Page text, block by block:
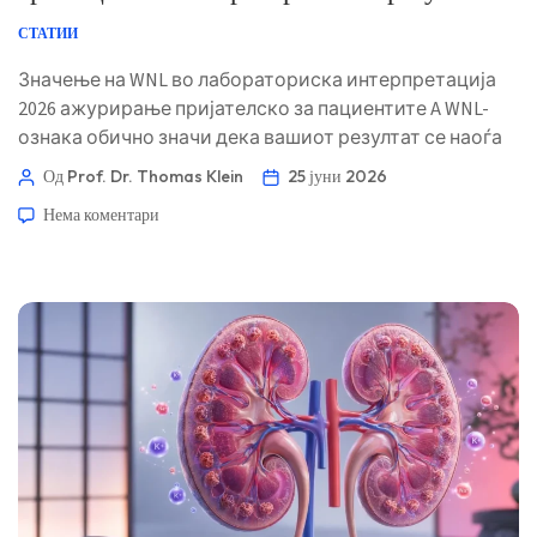
СТАТИИ
Значење на WNL во лабораториска интерпретација
2026 ажурирање пријателско за пациентите A WNL-
ознака обично значи дека вашиот резултат се наоѓа
во очекуваниот референтен интервал на
резултат се вклопува со вашите симптоми, профилот
прегледано: 25 јуни 2026 ✅ […]
Од Prof. Dr. Thomas Klein
25 јуни 2026
Нема коментари